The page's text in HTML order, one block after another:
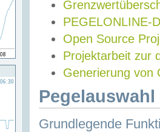
PEGELONLINE-
Open Source
Projektarbeit zur
Generierung von
Grundlegende